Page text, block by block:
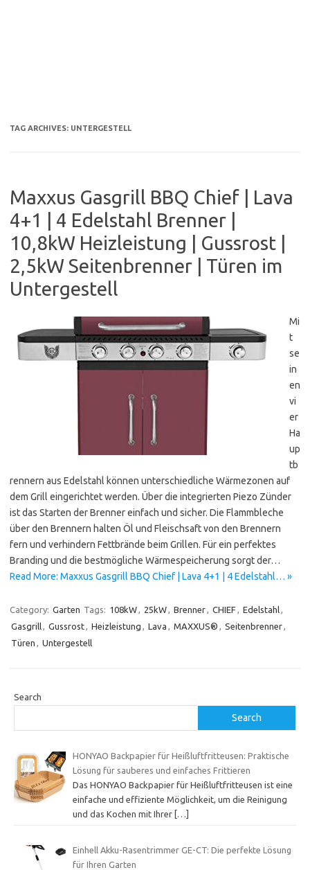
TAG ARCHIVES: UNTERGESTELL
Maxxus Gasgrill BBQ Chief | Lava
4+1 | 4 Edelstahl Brenner |
10,8kW Heizleistung | Gussrost |
2,5kW Seitenbrenner | Türen im
Untergestell
Mi
t
se
in
en
vi
er
Ha
up
tb
rennern aus Edelstahl können unterschiedliche Wärmezonen auf
dem Grill eingerichtet werden. Über die integrierten Piezo Zünder
ist das Starten der Brenner einfach und sicher. Die Flammbleche
über den Brennern halten Öl und Fleischsaft von den Brennern
fern und verhindern Fettbrände beim Grillen. Für ein perfektes
Branding und die bestmögliche Wärmespeicherung sorgt der…
Read More: Maxxus Gasgrill BBQ Chief | Lava 4+1 | 4 Edelstahl… »
Category: Garten Tags: 108kW, 25kW, Brenner, CHIEF, Edelstahl,
Gasgrill, Gussrost, Heizleistung , Lava , MAXXUS® , Seitenbrenner,
Türen , Untergestell
Search
Search
HONYAO Backpapier für Heißluftfritteusen: Praktische
Lösung für sauberes und einfaches Frittieren
Das HONYAO Backpapier für Heißluftfritteusen ist eine
einfache und effiziente Möglichkeit, um die Reinigung
und das Kochen mit Ihrer […]
Einhell Akku-Rasentrimmer GE-CT: Die perfekte Lösung
für Ihren Garten